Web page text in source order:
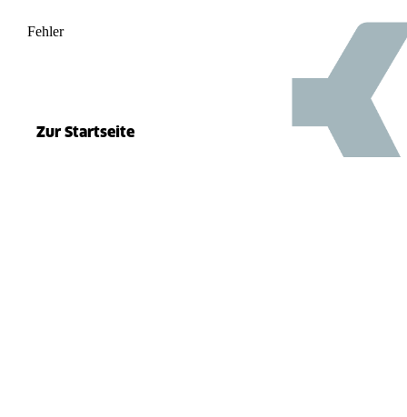
Fehler 500
Zur Startseite